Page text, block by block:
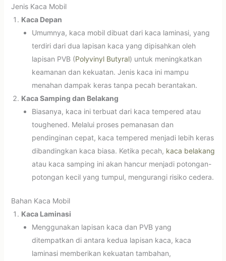
Jenis Kaca Mobil
Kaca Depan
Umumnya, kaca mobil dibuat dari kaca laminasi, yang
terdiri dari dua lapisan kaca yang dipisahkan oleh
lapisan PVB (Polyvinyl Butyral) untuk meningkatkan
keamanan dan kekuatan. Jenis kaca ini mampu
menahan dampak keras tanpa pecah berantakan.
Kaca Samping dan Belakang
Biasanya, kaca ini terbuat dari kaca tempered atau
toughened. Melalui proses pemanasan dan
pendinginan cepat, kaca tempered menjadi lebih keras
dibandingkan kaca biasa. Ketika pecah, kaca belakang
atau kaca samping ini akan hancur menjadi potongan-
potongan kecil yang tumpul, mengurangi risiko cedera.
Bahan Kaca Mobil
Kaca Laminasi
Menggunakan lapisan kaca dan PVB yang
ditempatkan di antara kedua lapisan kaca, kaca
laminasi memberikan kekuatan tambahan,